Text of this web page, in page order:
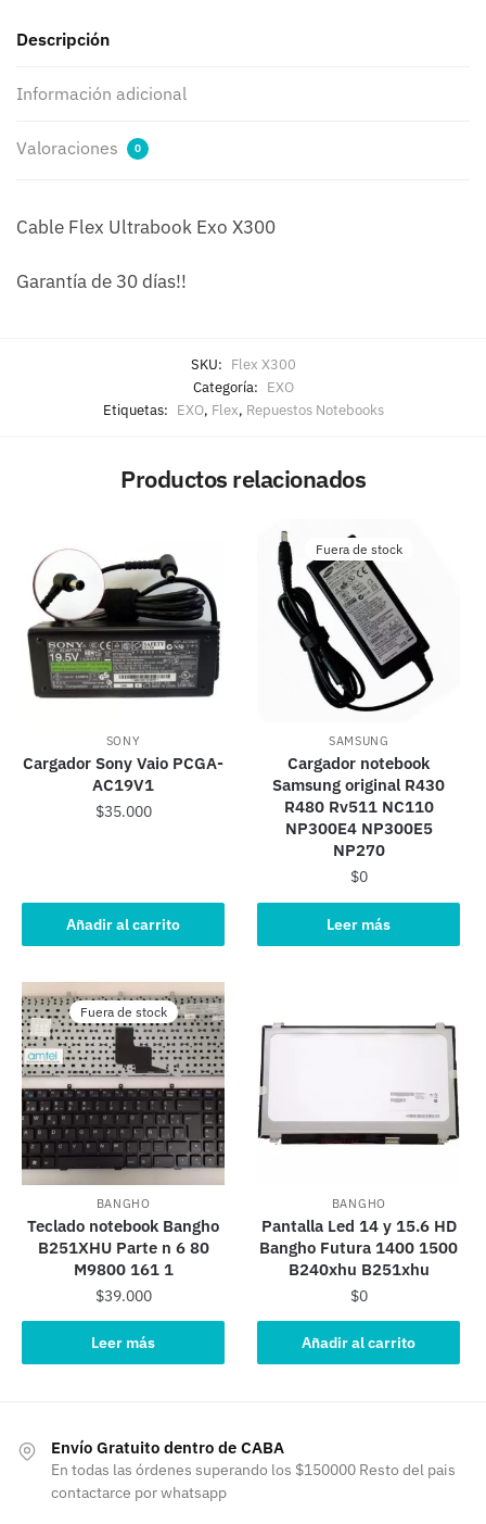
Descripción
Información adicional
Valoraciones 0
Cable Flex Ultrabook Exo X300
Garantía de 30 días!!
SKU: Flex X300
Categoría: EXO
Etiquetas: EXO, Flex, Repuestos Notebooks
Productos relacionados
SONY
Cargador Sony Vaio PCGA-
AC19V1
$35.000
Añadir al carrito
Fuera de stock
SAMSUNG
Cargador notebook
Samsung original R430
R480 Rv511 NC110
NP300E4 NP300E5
NP270
$0
Leer más
Fuera de stock
BANGHO
Teclado notebook Bangho
B251XHU Parte n 6 80
M9800 161 1
$39.000
Leer más
BANGHO
Pantalla Led 14 y 15.6 HD
Bangho Futura 1400 1500
B240xhu B251xhu
$0
Añadir al carrito
Envío Gratuito dentro de CABA
En todas las órdenes superando los $150000 Resto del pais
contactarce por whatsapp